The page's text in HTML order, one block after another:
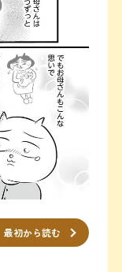
最初から読む